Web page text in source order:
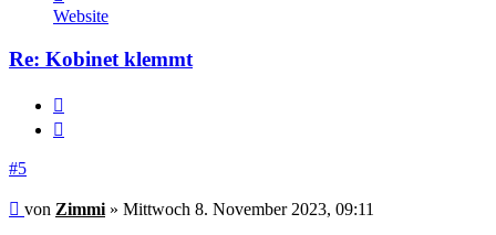
von
Zimmi
Website
Re: Kobinet klemmt
#5
Beitrag
von Zimmi » Mittwoch 8. November 2023, 09:11